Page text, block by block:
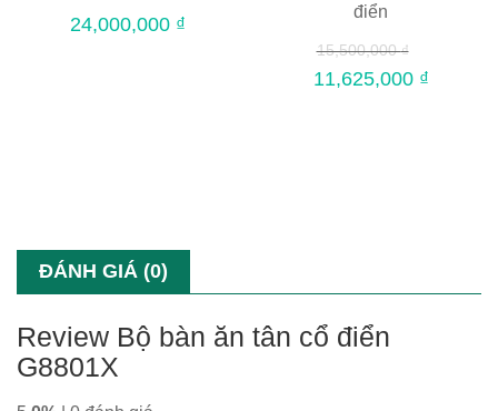
24,000,000 ₫
điển
15,500,000₫
11,625,000 ₫
ĐÁNH GIÁ (0)
Review Bộ bàn ăn tân cổ điển
G8801X